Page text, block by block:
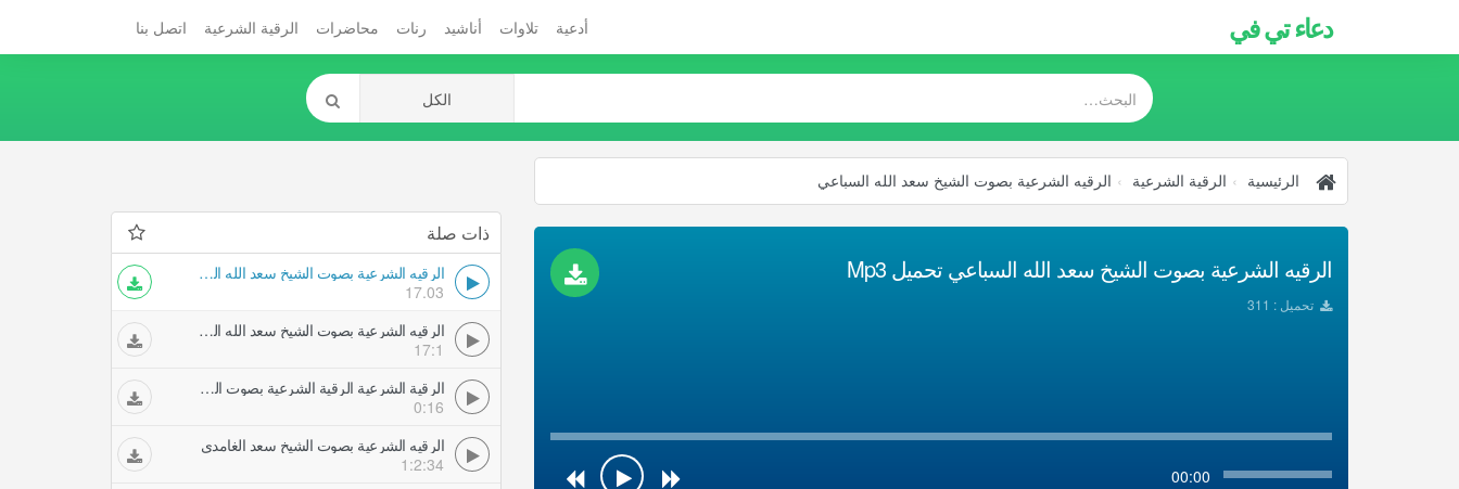
دعاء تي في أدعية تلاوات أناشيد رنات محاضرات الرقية الشرعية اتصل بنا
الرئيسية الرقية الشرعية الرقيه الشرعية بصوت الشيخ سعد الله السباعي
الرقيه الشرعية بصوت الشيخ سعد الله السباعي تحميل Mp3
تحميل : 311
00:00
ذات صلة
الرقيه الشرعية بصوت الشيخ سعد الله السباعي
17.03
الرقيه الشرعية بصوت الشيخ سعد الله السباعي
17:1
الرقية الشرعية الرقية الشرعية بصوت الشيخ سعد الله السباعي
0:16
الرقيه الشرعية بصوت الشيخ سعد الغامدي
1:2:34